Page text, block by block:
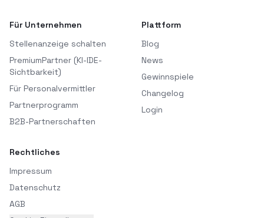
Für Unternehmen
Stellenanzeige schalten
PremiumPartner (KI-IDE-
Sichtbarkeit)
Für Personalvermittler
Partnerprogramm
B2B-Partnerschaften
Plattform
Blog
News
Gewinnspiele
Changelog
Login
Rechtliches
Impressum
Datenschutz
AGB